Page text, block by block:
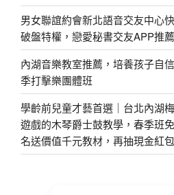
男女聯誼約會新北語音交友中心
破盤特權，戀愛秘書交友APP推
內湖音樂教室推薦，培養孩子自
季打擊樂團體班
學齡前兒童才藝首選｜台北內湖
遊戲的木琴爵士鼓教學，春季班
名送價值千元教材，再抽現金紅